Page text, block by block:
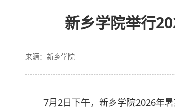
新乡学院举行
来源：新乡学院
7月2日下午，新乡学院2026年